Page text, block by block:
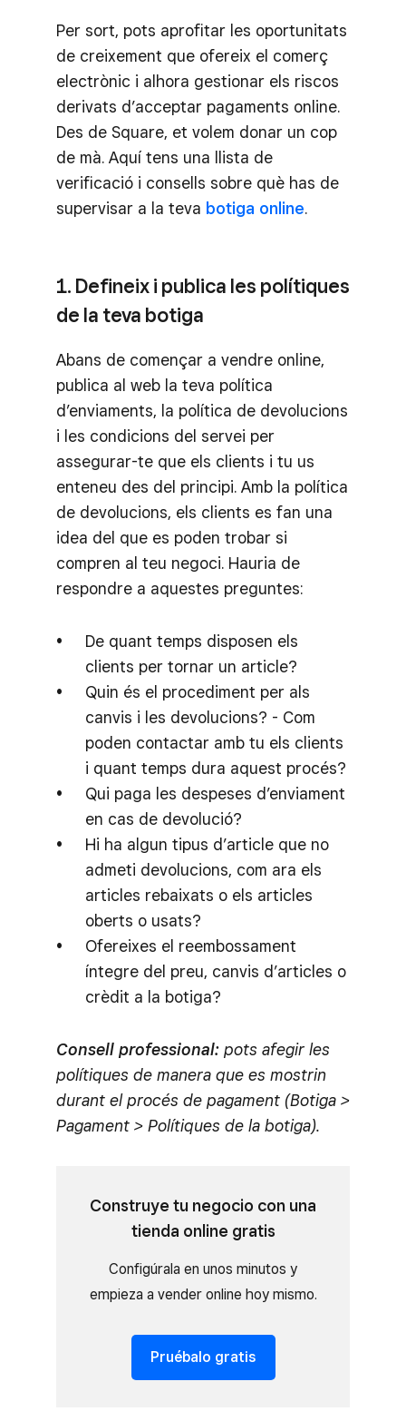
Per sort, pots aprofitar les oportunitats
de creixement que ofereix el comerç
electrònic i alhora gestionar els riscos
derivats d’acceptar pagaments online.
Des de Square, et volem donar un cop
de mà. Aquí tens una llista de
verificació i consells sobre què has de
supervisar a la teva botiga online.
1. Defineix i publica les polítiques
de la teva botiga
Abans de començar a vendre online,
publica al web la teva política
d’enviaments, la política de devolucions
i les condicions del servei per
assegurar-te que els clients i tu us
enteneu des del principi. Amb la política
de devolucions, els clients es fan una
idea del que es poden trobar si
compren al teu negoci. Hauria de
respondre a aquestes preguntes:
De quant temps disposen els
clients per tornar un article?
Quin és el procediment per als
canvis i les devolucions? - Com
poden contactar amb tu els clients
i quant temps dura aquest procés?
Qui paga les despeses d’enviament
en cas de devolució?
Hi ha algun tipus d’article que no
admeti devolucions, com ara els
articles rebaixats o els articles
oberts o usats?
Ofereixes el reembossament
íntegre del preu, canvis d’articles o
crèdit a la botiga?
Consell professional: pots afegir les
polítiques de manera que es mostrin
durant el procés de pagament (Botiga >
Pagament > Polítiques de la botiga).
Construye tu negocio con una
tienda online gratis
Configúrala en unos minutos y
empieza a vender online hoy mismo.
Pruébalo gratis